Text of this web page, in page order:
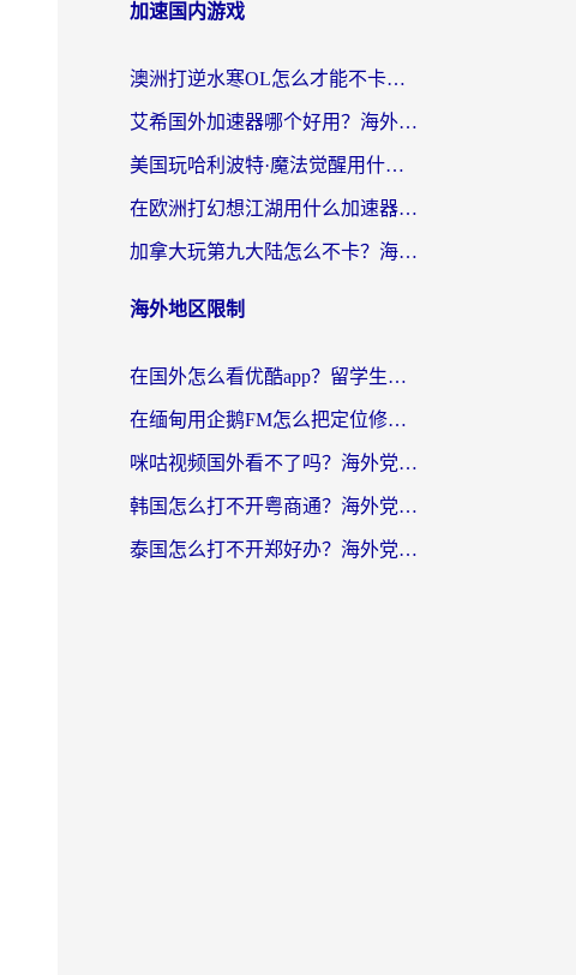
加速国内游戏
澳洲打逆水寒OL怎么才能不卡？海外玩家国服游戏加速终极指南（附梦幻模拟战地铁跑酷解决办法）
艾希国外加速器哪个好用？海外玩家国服游戏畅玩终极指南（附欧洲玩鸣潮街头篮球实测）
美国玩哈利波特·魔法觉醒用什么加速器？告别延迟的终极指南（含免费QQ炫舞方案+印尼妄想山海秘籍）
在欧洲打幻想江湖用什么加速器好？海外玩家国服游戏畅玩指南
加拿大玩第九大陆怎么不卡？海外玩家国服游戏加速全攻略（附足球世界萤火突击实测）
海外地区限制
在国外怎么看优酷app？留学生海外华人必看的无限制追剧指南
在缅甸用企鹅FM怎么把定位修改到中国国内？海外党解决地域限制的实用指南
咪咕视频国外看不了吗？海外党亲测有效的回国加速解决方案
韩国怎么打不开粤商通？海外党必看的回国加速器选择指南（附加拿大农行俄罗斯有缘网解决方案）
泰国怎么打不开郑好办？海外党回国服务+影音追剧全搞定的实用指南